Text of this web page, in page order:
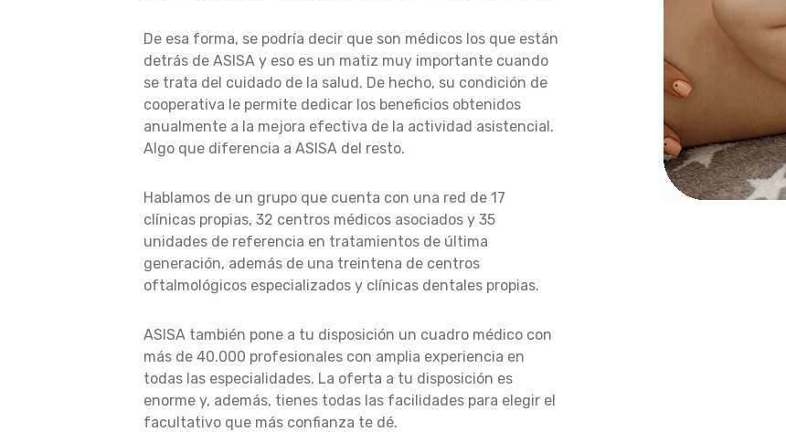
De esa forma, se podría decir que son médicos los que están
detrás de ASISA y eso es un matiz muy importante cuando
se trata del cuidado de la salud. De hecho, su condición de
cooperativa le permite dedicar los beneficios obtenidos
anualmente a la mejora efectiva de la actividad asistencial.
Algo que diferencia a ASISA del resto.
Hablamos de un grupo que cuenta con una red de 17
clínicas propias, 32 centros médicos asociados y 35
unidades de referencia en tratamientos de última
generación, además de una treintena de centros
oftalmológicos especializados y clínicas dentales propias.
ASISA también pone a tu disposición un cuadro médico con
más de 40.000 profesionales con amplia experiencia en
todas las especialidades. La oferta a tu disposición es
enorme y, además, tienes todas las facilidades para elegir el
facultativo que más confianza te dé.